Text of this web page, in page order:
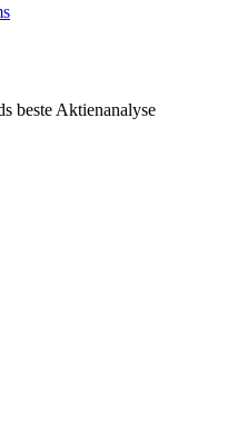
beste Aktienanalyse